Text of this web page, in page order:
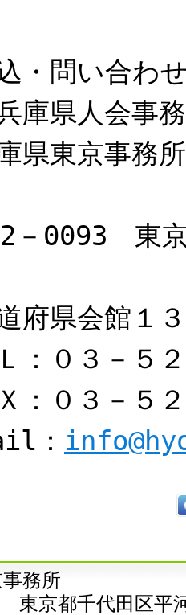
込・問い合
庫県人会事
庫県東京事務
－0093 東
府県会館１
：０３－５
：０３－５
：
務所
東京都千代田区平